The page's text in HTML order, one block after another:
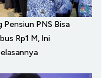
Pensiun PNS Bisa
Rp1 M, Ini